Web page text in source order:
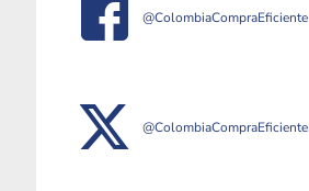
@ColombiaCompraEficiente
@ColombiaCompraEficiente